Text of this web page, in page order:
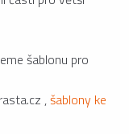
šablonu pro
,šablony ke